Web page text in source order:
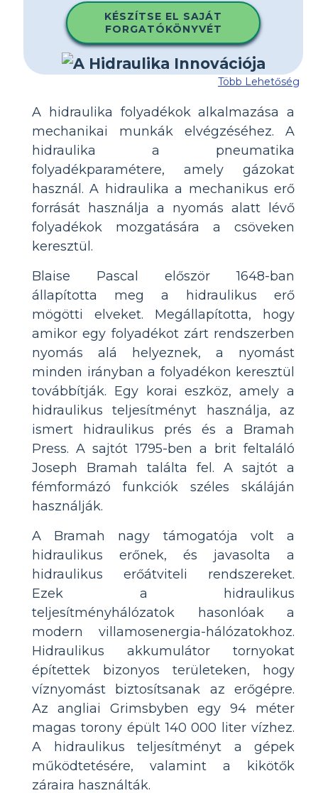
KÉSZÍTSE EL SAJÁT
FORGATÓKÖNYVÉT
Több Lehetőség
A hidraulika folyadékok alkalmazása a
mechanikai munkák elvégzéséhez. A
hidraulika a pneumatika
folyadékparamétere, amely gázokat
használ. A hidraulika a mechanikus erő
forrását használja a nyomás alatt lévő
folyadékok mozgatására a csöveken
keresztül.
Blaise Pascal először 1648-ban
állapította meg a hidraulikus erő
mögötti elveket. Megállapította, hogy
amikor egy folyadékot zárt rendszerben
nyomás alá helyeznek, a nyomást
minden irányban a folyadékon keresztül
továbbítják. Egy korai eszköz, amely a
hidraulikus teljesítményt használja, az
ismert hidraulikus prés és a Bramah
Press. A sajtót 1795-ben a brit feltaláló
Joseph Bramah találta fel. A sajtót a
fémformázó funkciók széles skáláján
használják.
A Bramah nagy támogatója volt a
hidraulikus erőnek, és javasolta a
hidraulikus erőátviteli rendszereket.
Ezek a hidraulikus
teljesítményhálózatok hasonlóak a
modern villamosenergia-hálózatokhoz.
Hidraulikus akkumulátor tornyokat
építettek bizonyos területeken, hogy
víznyomást biztosítsanak az erőgépre.
Az angliai Grimsbyben egy 94 méter
magas torony épült 140 000 liter vízhez.
A hidraulikus teljesítményt a gépek
működtetésére, valamint a kikötők
záraira használták.